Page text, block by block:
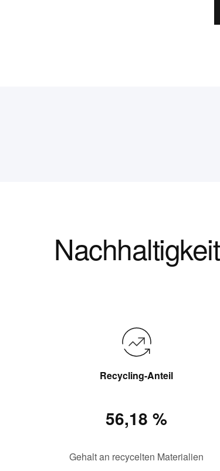
Nachhaltigkeit
Recycling-Anteil
56,18 %
Gehalt an recycelten Materialien